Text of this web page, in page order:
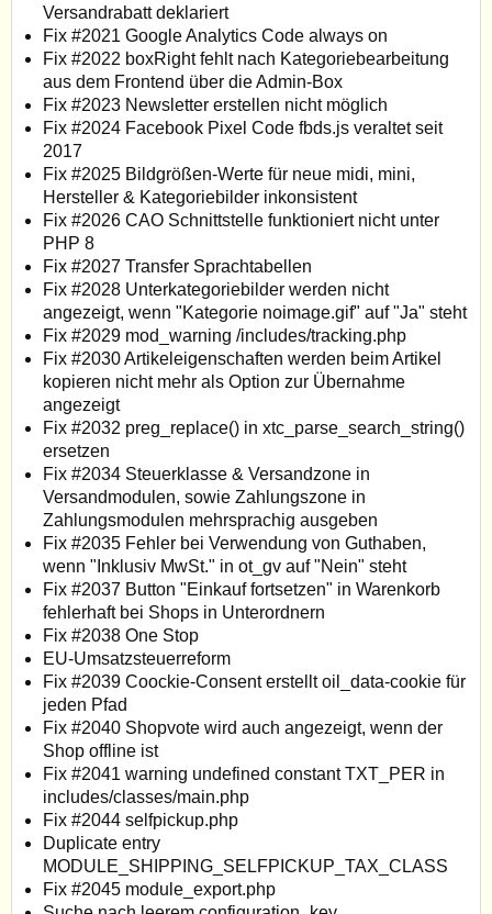
Versandrabatt deklariert
Fix #2021 Google Analytics Code always on
Fix #2022 boxRight fehlt nach Kategoriebearbeitung
aus dem Frontend über die Admin-Box
Fix #2023 Newsletter erstellen nicht möglich
Fix #2024 Facebook Pixel Code fbds.js veraltet seit
2017
Fix #2025 Bildgrößen-Werte für neue midi, mini,
Hersteller & Kategoriebilder inkonsistent
Fix #2026 CAO Schnittstelle funktioniert nicht unter
PHP 8
Fix #2027 Transfer Sprachtabellen
Fix #2028 Unterkategoriebilder werden nicht
angezeigt, wenn "Kategorie noimage.gif" auf "Ja" steht
Fix #2029 mod_warning /includes/tracking.php
Fix #2030 Artikeleigenschaften werden beim Artikel
kopieren nicht mehr als Option zur Übernahme
angezeigt
Fix #2032 preg_replace() in xtc_parse_search_string()
ersetzen
Fix #2034 Steuerklasse & Versandzone in
Versandmodulen, sowie Zahlungszone in
Zahlungsmodulen mehrsprachig ausgeben
Fix #2035 Fehler bei Verwendung von Guthaben,
wenn "Inklusiv MwSt." in ot_gv auf "Nein" steht
Fix #2037 Button "Einkauf fortsetzen" in Warenkorb
fehlerhaft bei Shops in Unterordnern
Fix #2038 One Stop
EU-Umsatzsteuerreform
Fix #2039 Coockie-Consent erstellt oil_data-cookie für
jeden Pfad
Fix #2040 Shopvote wird auch angezeigt, wenn der
Shop offline ist
Fix #2041 warning undefined constant TXT_PER in
includes/classes/main.php
Fix #2044 selfpickup.php
Duplicate entry
MODULE_SHIPPING_SELFPICKUP_TAX_CLASS
Fix #2045 module_export.php